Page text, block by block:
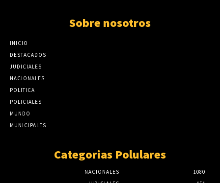
Sobre nosotros
INICIO
DESTACADOS
JUDICIALES
NACIONALES
POLITICA
POLICIALES
MUNDO
MUNICIPALES
Categorias Polulares
NACIONALES
1080